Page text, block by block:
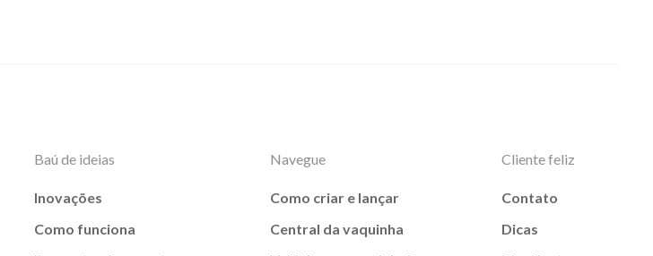
Baú de ideias
Inovações
Como funciona
Navegue
Como criar e lançar
Central da vaquinha
Cliente feliz
Contato
Dicas